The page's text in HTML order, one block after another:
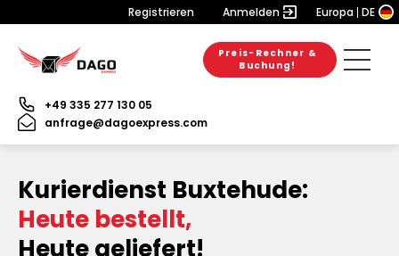
Registrieren Anmelden Europa DE
Preis-Rechner &
Buchung!
+49 335 277 130 05
anfrage@dagoexpress.com
Kurierdienst Buxtehude:
Heute bestellt,
Heute geliefert!